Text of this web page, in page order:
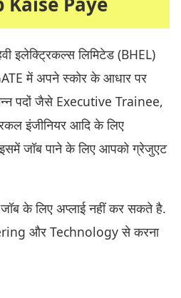
इलेक्ट्रिकल्स लिमिटेड (BHEL)
में अपने स्कोर के आधार पर
पदों जैसे Executive Trainee,
इंजीनियर आदि के लिए
इसमें जॉब पाने के लिए आपको ग्रेजुएट
के लिए अप्लाई नहीं कर सकते है.
और Technology से करना